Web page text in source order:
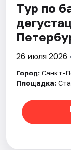
Города
Площадки
Артисты
Рейтинги
Тур по
26 июля 2026
Город: Санкт-
Площадка: